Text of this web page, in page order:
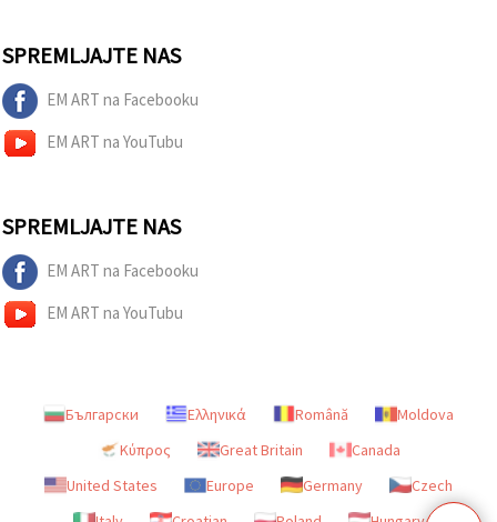
SPREMLJAJTE NAS
EM ART na Facebooku
EM ART na YouTubu
SPREMLJAJTE NAS
EM ART na Facebooku
EM ART na YouTubu
Български Ελληνικά Română
Moldova
Κύπρος
Great Britain
Canada
United States
Europe Germany
Czech